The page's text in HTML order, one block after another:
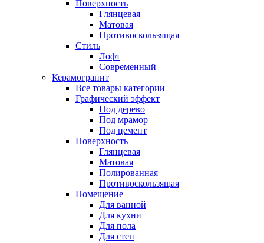
Поверхность
Глянцевая
Матовая
Противоскользящая
Стиль
Лофт
Современный
Керамогранит
Все товары категории
Графический эффект
Под дерево
Под мрамор
Под цемент
Поверхность
Глянцевая
Матовая
Полированная
Противоскользящая
Помещение
Для ванной
Для кухни
Для пола
Для стен